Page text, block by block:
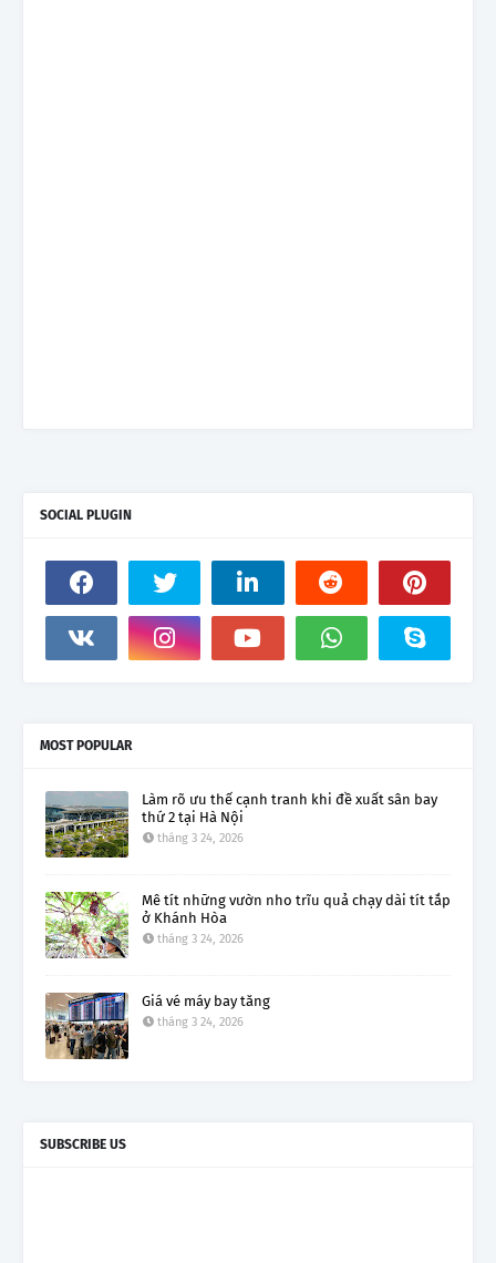
SOCIAL PLUGIN
MOST POPULAR
Làm rõ ưu thế cạnh tranh khi đề xuất sân bay
thứ 2 tại Hà Nội
tháng 3 24, 2026
Mê tít những vườn nho trĩu quả chạy dài tít tắp
ở Khánh Hòa
tháng 3 24, 2026
Giá vé máy bay tăng
tháng 3 24, 2026
SUBSCRIBE US